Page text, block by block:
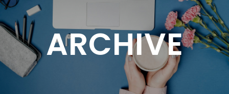
ARCHIVE